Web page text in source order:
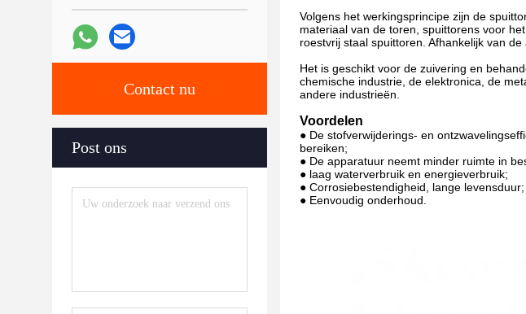
Contact nu
Post ons
Volgens het werkingsprincipe zijn de
materiaal van de toren, spuittorens voor
roestvrij staal spuittoren. Afhankelijk van
Het is geschikt voor de zuivering en
chemische industrie, de elektronica, de
andere industrieën.
Voordelen
● De stofverwijderings- en
bereiken;
● De apparatuur neemt minder ruimte in
● laag waterverbruik en energieverbruik;
● Corrosiebestendigheid, lange levensduur;
● Eenvoudig onderhoud.